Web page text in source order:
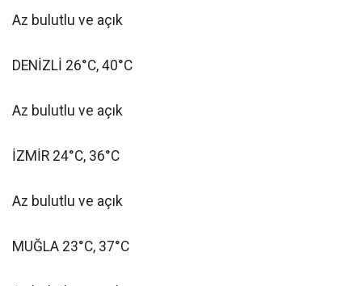
Az bulutlu ve açık
DENİZLİ 26°C, 40°C
Az bulutlu ve açık
İZMİR 24°C, 36°C
Az bulutlu ve açık
MUĞLA 23°C, 37°C